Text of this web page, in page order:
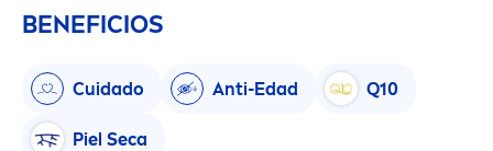
BENEFICIOS
Cuidado Anti-Edad Q10
Piel Seca